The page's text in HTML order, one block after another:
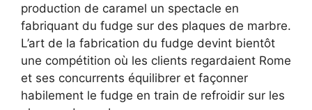
production de caramel un spectacle en
fabriquant du fudge sur des plaques de marbre.
L’art de la fabrication du fudge devint bientôt
une compétition où les clients regardaient Rome
et ses concurrents équilibrer et façonner
habilement le fudge en train de refroidir sur les